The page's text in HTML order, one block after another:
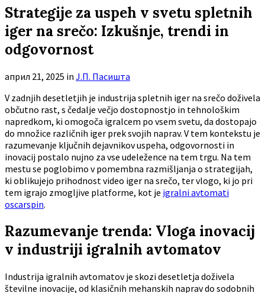
search
Strategije za uspeh v svetu spletnih
iger na srečo: Izkušnje, trendi in
odgovornost
април 21, 2025 in Ј.П. Пасишта
V zadnjih desetletjih je industrija spletnih iger na srečo doživela
občutno rast, s čedalje večjo dostopnostjo in tehnološkim
napredkom, ki omogoča igralcem po vsem svetu, da dostopajo
do množice različnih iger prek svojih naprav. V tem kontekstu je
razumevanje ključnih dejavnikov uspeha, odgovornosti in
inovacij postalo nujno za vse udeležence na tem trgu. Na tem
mestu se poglobimo v pomembna razmišljanja o strategijah,
ki oblikujejo prihodnost video iger na srečo, ter vlogo, ki jo pri
tem igrajo zmogljive platforme, kot je igralni avtomati
oscarspin.
Razumevanje trenda: Vloga inovacij
v industriji igralnih avtomatov
Industrija igralnih avtomatov je skozi desetletja doživela
številne inovacije, od klasičnih mehanskih naprav do sodobnih